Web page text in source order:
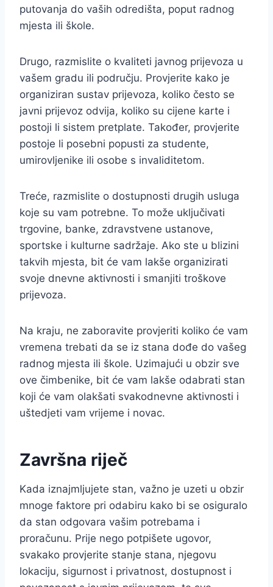
putovanja do vaših odredišta, poput radnog
mjesta ili škole.
Drugo, razmislite o kvaliteti javnog prijevoza u
vašem gradu ili području. Provjerite kako je
organiziran sustav prijevoza, koliko često se
javni prijevoz odvija, koliko su cijene karte i
postoji li sistem pretplate. Također, provjerite
postoje li posebni popusti za studente,
umirovljenike ili osobe s invaliditetom.
Treće, razmislite o dostupnosti drugih usluga
koje su vam potrebne. To može uključivati
trgovine, banke, zdravstvene ustanove,
sportske i kulturne sadržaje. Ako ste u blizini
takvih mjesta, bit će vam lakše organizirati
svoje dnevne aktivnosti i smanjiti troškove
prijevoza.
Na kraju, ne zaboravite provjeriti koliko će vam
vremena trebati da se iz stana dođe do vašeg
radnog mjesta ili škole. Uzimajući u obzir sve
ove čimbenike, bit će vam lakše odabrati stan
koji će vam olakšati svakodnevne aktivnosti i
uštedjeti vam vrijeme i novac.
Završna riječ
Kada iznajmljujete stan, važno je uzeti u obzir
mnoge faktore pri odabiru kako bi se osiguralo
da stan odgovara vašim potrebama i
proračunu. Prije nego potpišete ugovor,
svakako provjerite stanje stana, njegovu
lokaciju, sigurnost i privatnost, dostupnost i